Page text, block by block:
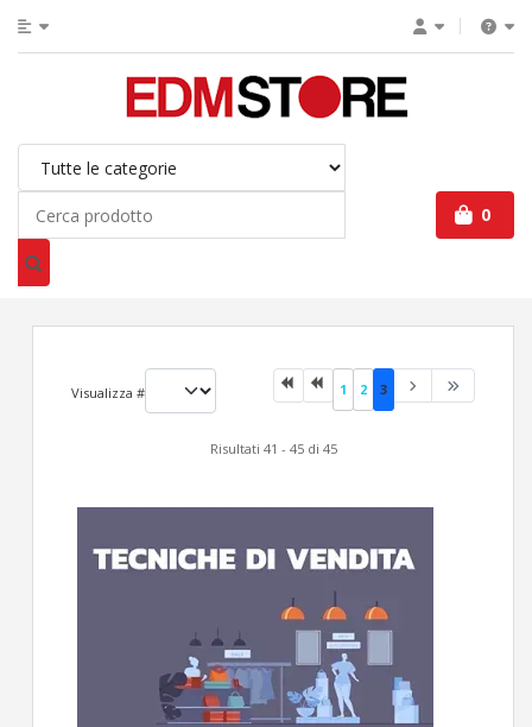
0
Visualizza # 1 2 3
Risultati 41 - 45 di 45